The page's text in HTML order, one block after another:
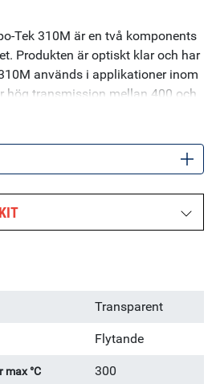
Tek 310M är en två komponents
Produkten är optiskt klar och har
används i applikationer inom
hög transmission mellan 400 och
Transparent
Flytande
°C 300